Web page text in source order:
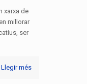
xarxa de
millorar
ser
Llegir més